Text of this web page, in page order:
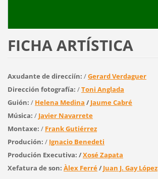
FICHA ARTÍSTICA
Axudante de direcciín: /Gerard Verdaguer
Dirección fotografía: /Toni Anglada
Guión: / Helena Medina / Jaume Cabré
Música: / Javier Navarrete
Montaxe: / Frank Gutiérrez
Produción: / Ignacio Benedeti
Produción Executiva: /Xosé Zapata
Xefatura de son: Àlex Ferré/ Juan J. Gay López